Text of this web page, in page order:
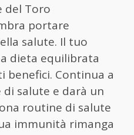
del Toro
portare
salute. Il tuo
dieta equilibrata
Continua a
salute e darà un
routine di salute
immunità rimanga